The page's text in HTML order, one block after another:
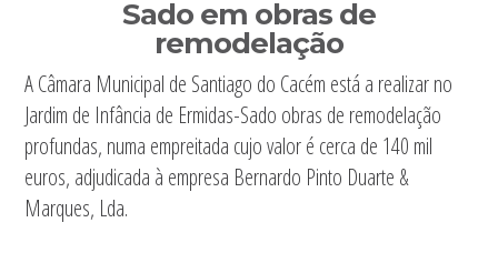
Sado em obras de
remodelação
A Câmara Municipal de Santiago do Cacém está a realizar no
Jardim de Infância de Ermidas-Sado obras de remodelação
profundas, numa empreitada cujo valor é cerca de 140 mil
euros, adjudicada à empresa Bernardo Pinto Duarte &
Marques, Lda.